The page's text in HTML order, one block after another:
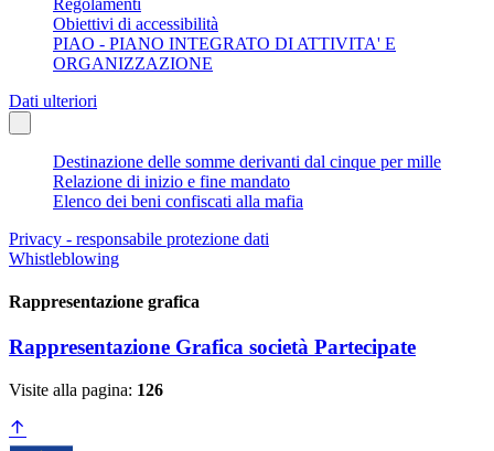
Obiettivi di accessibilità
PIAO - PIANO INTEGRATO DI ATTIVITA' E
ORGANIZZAZIONE
Dati ulteriori
Destinazione delle somme derivanti dal cinque per mille
Relazione di inizio e fine mandato
Elenco dei beni confiscati alla mafia
Privacy - responsabile protezione dati
Whistleblowing
Rappresentazione grafica
Rappresentazione Grafica società Partecipate
Visite alla pagina: 126